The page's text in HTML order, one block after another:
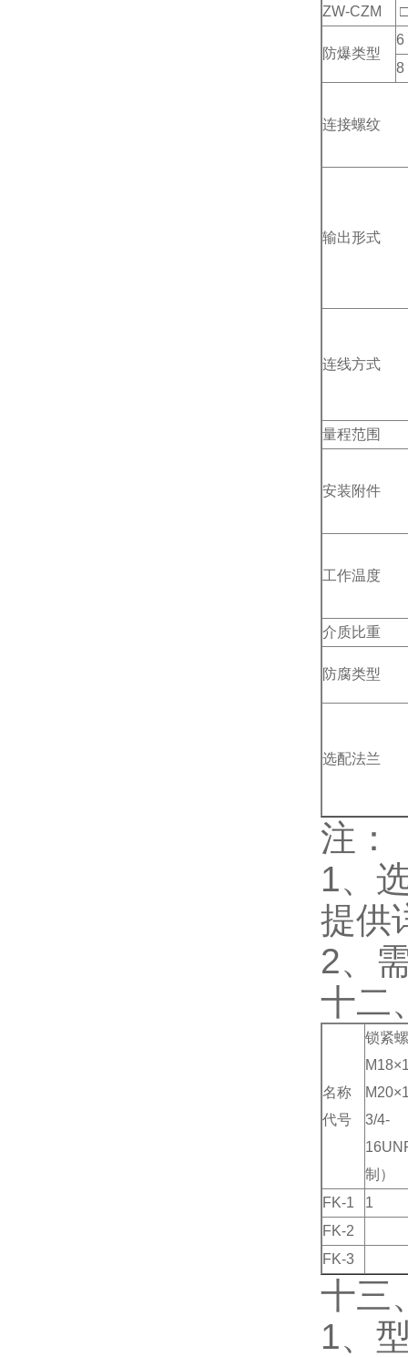
ZW-CZM
防爆类型
6
8
连接螺纹
输出形式
连线方式
量程范围
安装附件
工作温度
介质比重
防腐类型
选配法兰
注：
1、
提供
2、
十二
名称
代号
锁紧
3/4-
制）
FK-1
1
FK-2
FK-3
十三
1、